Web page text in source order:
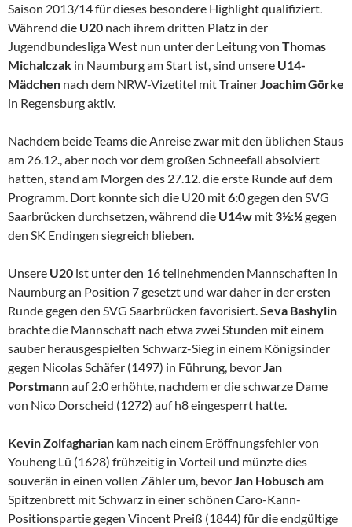
Saison 2013/14 für dieses besondere Highlight qualifiziert.
Während die U20 nach ihrem dritten Platz in der
Jugendbundesliga West nun unter der Leitung von Thomas
Michalczak in Naumburg am Start ist, sind unsere U14-
Mädchen nach dem NRW-Vizetitel mit TrainerJoachim Görke
in Regensburg aktiv.
Nachdem beide Teams die Anreise zwar mit den üblichen Staus
am 26.12., aber noch vor dem großen Schneefall absolviert
hatten, stand am Morgen des 27.12. die erste Runde auf dem
Programm. Dort konnte sich die U20 mit6:0gegen den SVG
Saarbrücken durchsetzen, während die U14w mit 3½:½gegen
den SK Endingen siegreich blieben.
Unsere U20 ist unter den 16 teilnehmenden Mannschaften in
Naumburg an Position 7 gesetzt und war daher in der ersten
Runde gegen den SVG Saarbrücken favorisiert.Seva Bashylin
brachte die Mannschaft nach etwa zwei Stunden mit einem
sauber herausgespielten Schwarz-Sieg in einem Königsinder
gegen Nicolas Schäfer (1497) in Führung, bevorJan
Porstmannauf 2:0 erhöhte, nachdem er die schwarze Dame
von Nico Dorscheid (1272) auf h8 eingesperrt hatte.
Kevin Zolfagharian kam nach einem Eröffnungsfehler von
Youheng Lü (1628) frühzeitig in Vorteil und münzte dies
souverän in einen vollen Zähler um, bevorJan Hobuscham
Spitzenbrett mit Schwarz in einer schönen Caro-Kann-
Positionspartie gegen Vincent Preiß (1844) für die endgültige